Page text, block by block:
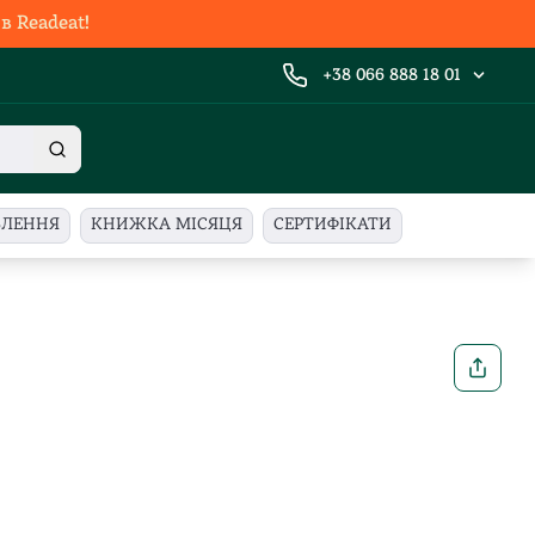
Readeat!
+38 066 888 18 01
КНИЖКА МІСЯЦЯ СЕРТИФІКАТИ